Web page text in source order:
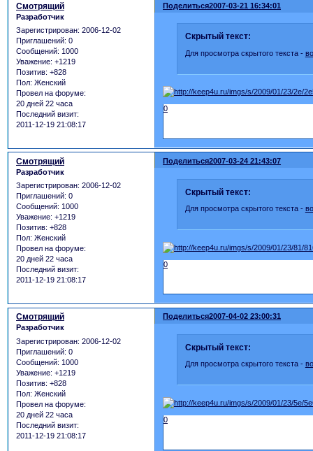
Поделиться2007-03-21 16:34:01
Смотрящий
Разработчик
Зарегистрирован: 2006-12-02
Приглашений: 0
Сообщений: 1000
Уважение: +1219
Позитив: +828
Пол: Женский
Провел на форуме:
20 дней 22 часа
Последний визит:
2011-12-19 21:08:17
Скрытый текст:
Для просмотра скрытого текста -
0
Поделиться2007-03-24 21:43:07
Смотрящий
Разработчик
Зарегистрирован: 2006-12-02
Приглашений: 0
Сообщений: 1000
Уважение: +1219
Позитив: +828
Пол: Женский
Провел на форуме:
20 дней 22 часа
Последний визит:
2011-12-19 21:08:17
Скрытый текст:
Для просмотра скрытого текста -
0
Поделиться2007-04-02 23:00:31
Смотрящий
Разработчик
Зарегистрирован: 2006-12-02
Приглашений: 0
Сообщений: 1000
Уважение: +1219
Позитив: +828
Пол: Женский
Провел на форуме:
20 дней 22 часа
Последний визит:
2011-12-19 21:08:17
Скрытый текст:
Для просмотра скрытого текста -
0